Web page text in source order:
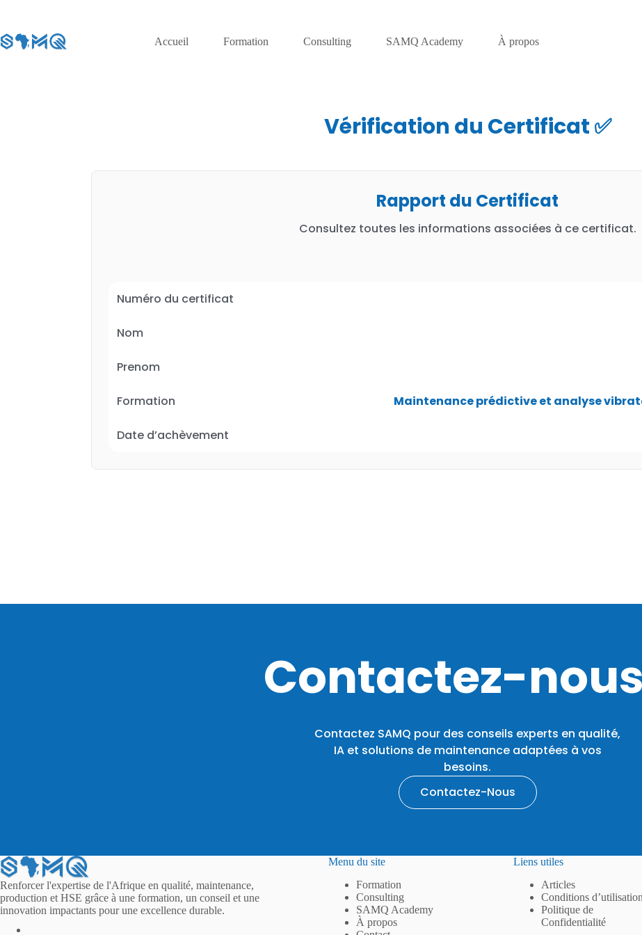
Accueil Formation Consulting SAMQ Academy À propos
Vérification du Certificat ✅
Rapport du Certificat
Consultez toutes les informations associées à ce certificat.
Numéro du certificat
Nom
Prenom
Formation Maintenance prédictive et analyse
Date d’achèvement
Contactez-
Contactez SAMQ pour des conseils experts en qualité,
IA et solutions de maintenance adaptées à vos
besoins.
Contactez-Nous
Renforcer l'expertise de l'Afrique en qualité, maintenance,
production et HSE grâce à une formation, un conseil et une
innovation impactants pour une excellence durable.
Menu du site
Formation
Consulting
SAMQ Academy
À propos
Liens utiles
Articles
Conditions d’utilisation
Politique de
Confidentialité